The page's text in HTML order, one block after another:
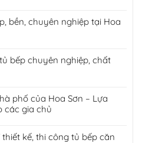
bền, chuyên nghiệp tại Hoa
bếp chuyên nghiệp, chất
phố của Hoa Sơn – Lựa
các gia chủ
kế, thi công tủ bếp căn